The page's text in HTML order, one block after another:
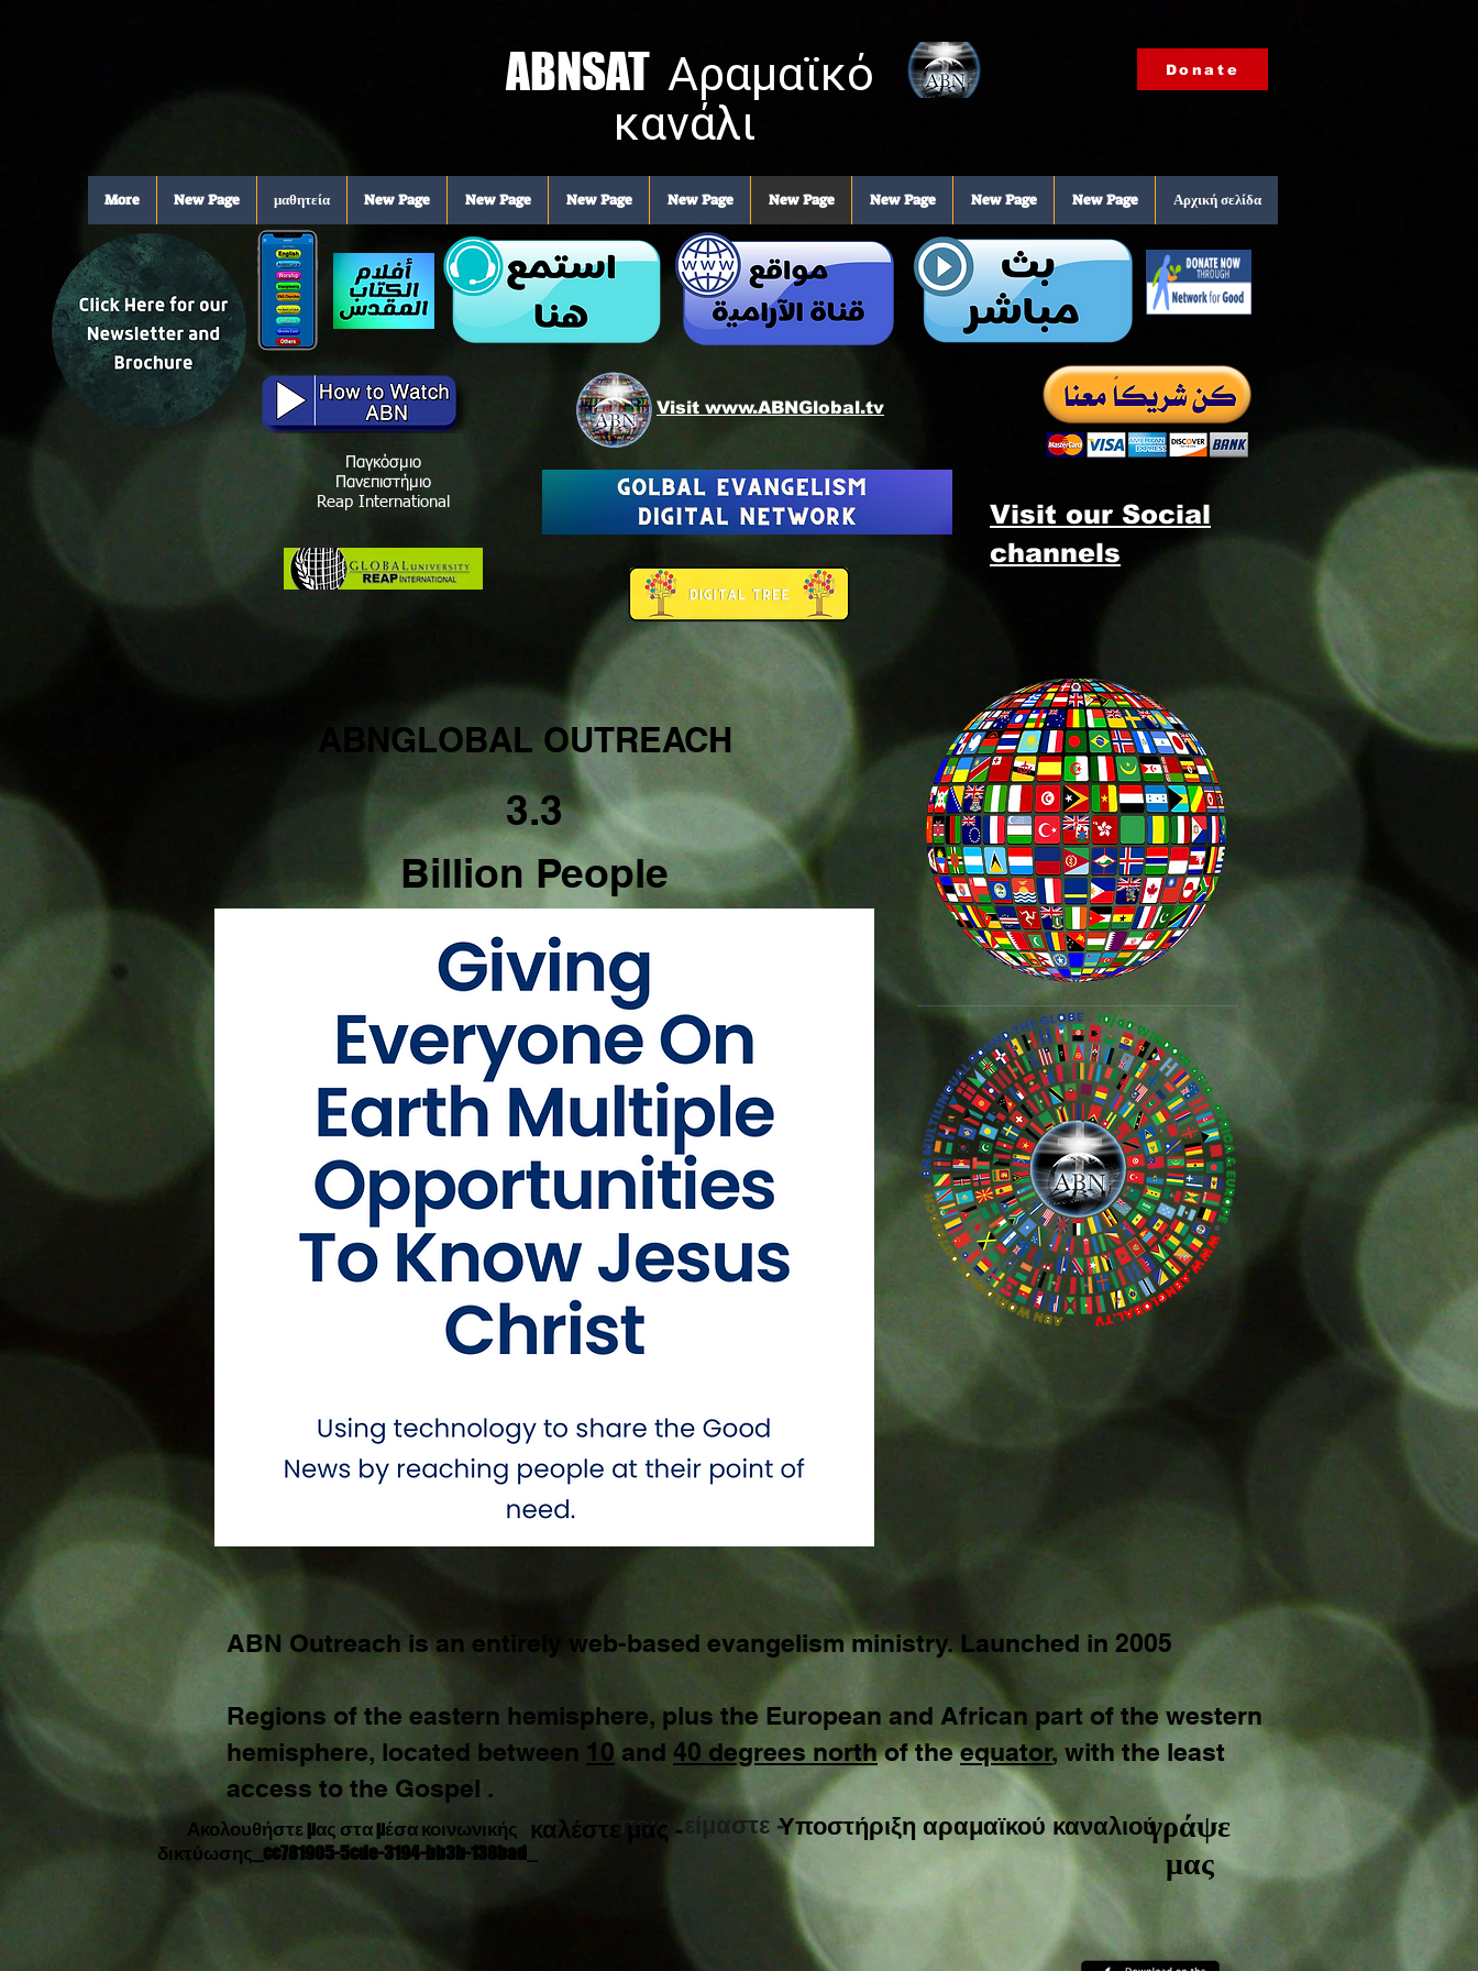
ABNSAT Αραμαϊκό
κανάλι
Donate
Αρχική σελίδα
New Page
New Page
New Page
New Page
New Page
New Page
New Page
New Page
μαθητεία
New Page
More
Παγκόσμιο
Πανεπιστήμιο
Reap International
Visit www.ABNGlobal.tv
Visit our Social
channels
ABN Outreach is an entirely web-based evangelism ministry. Launched in 2005
Regions of the eastern hemisphere, plus the European and African part of the western
hemisphere, located between 10 and 40 degrees northof theequator, with the least
access to the Gospel .
ABNGLOBAL OUTREACH
3.3
Billion People
Ακολουθήστε μας στα μέσα κοινωνικής
δικτύωσης_cc781905-5cde-3194-bb3b-138bad_
ποιοι είμαστε -
καλέστε μας - Υποστήριξη αραμαϊκού καναλιούγράψε
μας